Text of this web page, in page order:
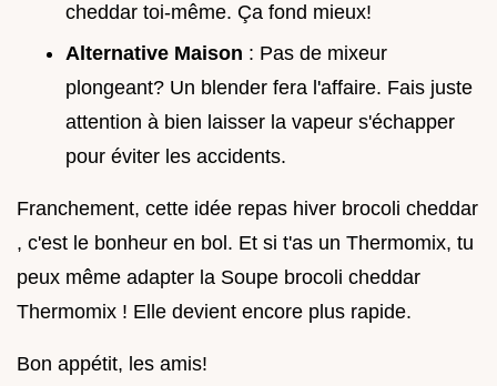
cheddar toi-même. Ça fond mieux!
Alternative Maison : Pas de mixeur
plongeant? Un blender fera l'affaire. Fais juste
attention à bien laisser la vapeur s'échapper
pour éviter les accidents.
Franchement, cette idée repas hiver brocoli cheddar
, c'est le bonheur en bol. Et si t'as un Thermomix, tu
peux même adapter la Soupe brocoli cheddar
Thermomix ! Elle devient encore plus rapide.
Bon appétit, les amis!